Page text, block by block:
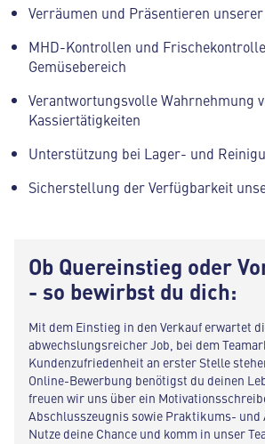
Verräumen und Präsentieren
MHD-Kontrollen und
Gemüsebereich
Verantwortungsvolle Wahrnehmung
Kassiertätigkeiten
Unterstützung bei Lager- und
Sicherstellung der Verfügbarkeit
Ob Quereinstieg oder
- so bewirbst du dich:
Mit dem Einstieg in den Verkauf erwartet
abwechslungsreicher Job, bei dem
Kundenzufriedenheit an erster Stelle
Online-Bewerbung benötigst du deinen
freuen wir uns über ein
Abschlusszeugnis sowie Praktikums- und
Nutze deine Chance und komm in unser